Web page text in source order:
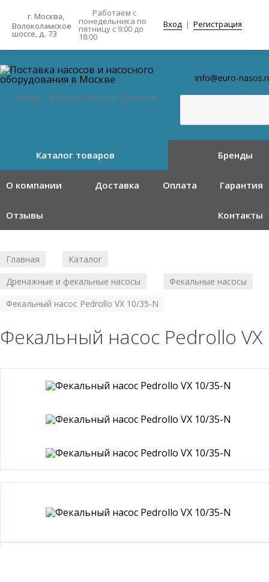
г. Москва,
Волоколамское
шоссе, д. 73
Работаем с
понедельника по
пятницу с 9:00 до
18:00
Вход | Регистрация
Подбор · Продажа · Монтаж · Гарантия
info@euro-
Каталог товаров Бренды
О компании Доставка Оплата Гарантия
Отзывы Контакты
Главная Каталог
Дренажные и фекальные насосы
Фекальные насосы
Фекальный насос Pedrollo VX 10/35-N
Фекальный насос Pedrollo